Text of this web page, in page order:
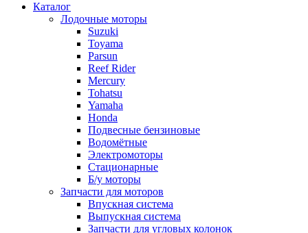
Каталог
Лодочные моторы
Suzuki
Toyama
Parsun
Reef Rider
Mercury
Tohatsu
Yamaha
Honda
Подвесные бензиновые
Водомётные
Электромоторы
Стационарные
Б/у моторы
Запчасти для моторов
Впускная система
Выпускная система
Запчасти для угловых колонок